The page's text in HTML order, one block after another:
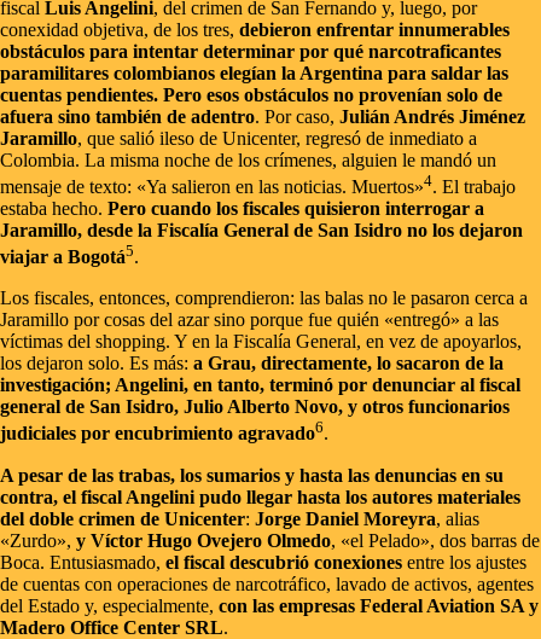
fiscal Luis Angelini, del crimen de San Fernando y, luego, por
conexidad objetiva, de los tres, debieron enfrentar innumerables
obstáculos para intentar determinar por qué narcotraficantes
paramilitares colombianos elegían la Argentina para saldar las
cuentas pendientes. Pero esos obstáculos no provenían solo de
afuera sino también de adentro. Por caso, Julián Andrés Jiménez
Jaramillo, que salió ileso de Unicenter, regresó de inmediato a
Colombia. La misma noche de los crímenes, alguien le mandó un
mensaje de texto: «Ya salieron en las noticias. Muertos»4. El trabajo
estaba hecho. Pero cuando los fiscales quisieron interrogar a
Jaramillo, desde la Fiscalía General de San Isidro no los dejaron
viajar a Bogotá5.
Los fiscales, entonces, comprendieron: las balas no le pasaron cerca a
Jaramillo por cosas del azar sino porque fue quién «entregó» a las
víctimas del shopping. Y en la Fiscalía General, en vez de apoyarlos,
los dejaron solo. Es más: a Grau, directamente, lo sacaron de la
investigación; Angelini, en tanto, terminó por denunciar al fiscal
general de San Isidro, Julio Alberto Novo, y otros funcionarios
judiciales por encubrimiento agravado6.
A pesar de las trabas, los sumarios y hasta las denuncias en su
contra, el fiscal Angelini pudo llegar hasta los autores materiales
del doble crimen de Unicenter: Jorge Daniel Moreyra, alias
«Zurdo», y Víctor Hugo Ovejero Olmedo, «el Pelado», dos barras de
Boca. Entusiasmado, el fiscal descubrió conexiones entre los ajustes
de cuentas con operaciones de narcotráfico, lavado de activos, agentes
del Estado y, especialmente, con las empresas Federal Aviation SA y
Madero Office Center SRL.